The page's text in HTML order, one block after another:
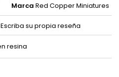
Marca Red Copper Miniatures
Escriba su propia reseña
resina